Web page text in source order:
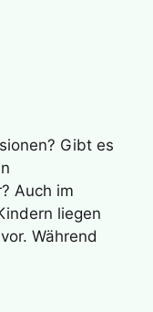
Gibt es
Auch im
liegen
Während